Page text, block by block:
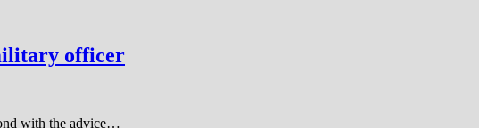
officer
with the advice…